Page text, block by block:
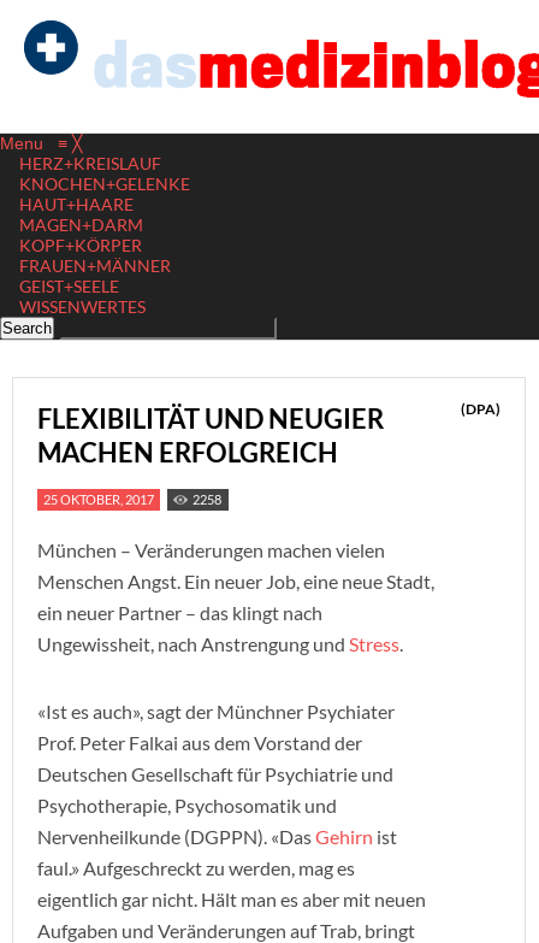
Menu ≡ ╳
HERZ+KREISLAUF
KNOCHEN+GELENKE
HAUT+HAARE
MAGEN+DARM
KOPF+KÖRPER
FRAUEN+MÄNNER
GEIST+SEELE
WISSENWERTES
FLEXIBILITÄT UND NEUGIER
MACHEN ERFOLGREICH
(DPA)
25 OKTOBER, 2017 2258
München – Veränderungen machen vielen
Menschen Angst. Ein neuer Job, eine neue Stadt,
ein neuer Partner – das klingt nach
Ungewissheit, nach Anstrengung und Stress.
«Ist es auch», sagt der Münchner Psychiater
Prof. Peter Falkai aus dem Vorstand der
Deutschen Gesellschaft für Psychiatrie und
Psychotherapie, Psychosomatik und
Nervenheilkunde (DGPPN). «DasGehirn ist
faul.» Aufgeschreckt zu werden, mag es
eigentlich gar nicht. Hält man es aber mit neuen
Aufgaben und Veränderungen auf Trab, bringt